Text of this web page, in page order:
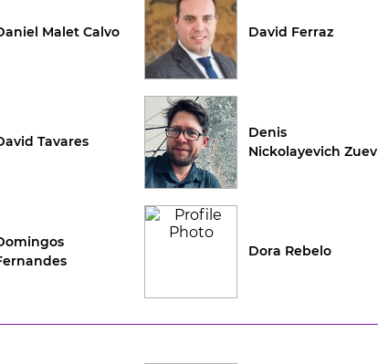
Malet Calvo David Ferraz
Tavares
Denis
Nickolayevich Zuev
Dora Rebelo